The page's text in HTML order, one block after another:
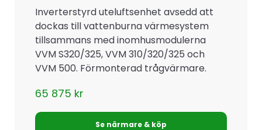
Inverterstyrd uteluftsenhet avsedd att
dockas till vattenburna värmesystem
tillsammans med inomhusmodulerna
VVM S320/325, VVM 310/320/325 och
VVM 500. Förmonterad trågvärmare.
65 875 kr
Se närmare & köp